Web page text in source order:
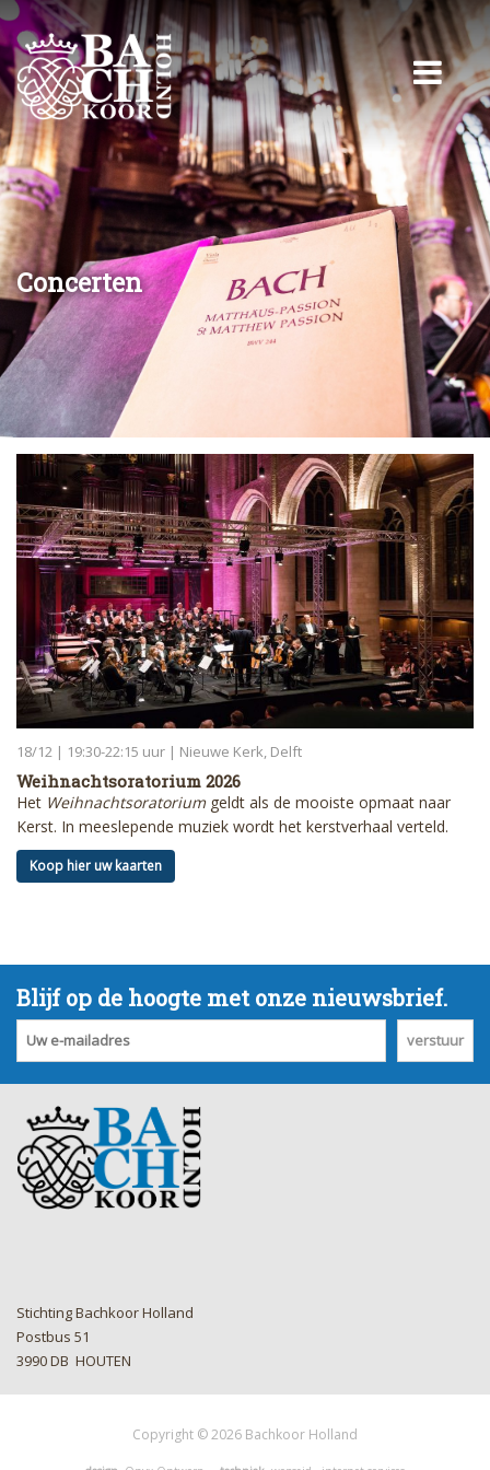
Concerten
18/12 | 19:30-22:15 uur | Nieuwe Kerk, Delft
Weihnachtsoratorium 2026
Het Weihnachtsoratoriumgeldt als de mooiste opmaat naar
Kerst. In meeslepende muziek wordt het kerstverhaal verteld.
Koop hier uw kaarten
Blijf op de hoogte met onze nieuwsbrief.
verstuur
Stichting Bachkoor Holland
Postbus 51
3990 DB HOUTEN
Copyright © 2026 Bachkoor Holland